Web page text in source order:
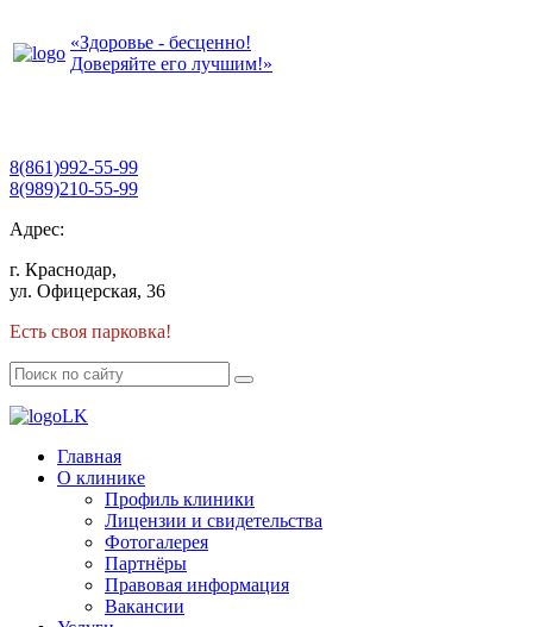
«Здоровье - бесценно!
Доверяйте его лучшим!»
8(861)992-55-99
8(989)210-55-99
Адрес:
г. Краснодар,
ул. Офицерская, 36
Есть своя парковка!
Главная
О клинике
Профиль клиники
Лицензии и свидетельства
Фотогалерея
Партнёры
Правовая информация
Вакансии